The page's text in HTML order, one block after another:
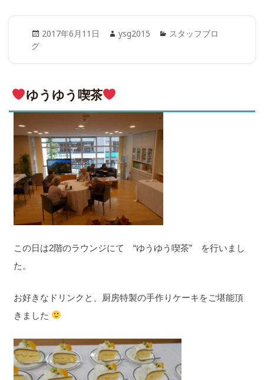
Posted
2017年6月11日 Author
ysg2015 Categories
スタッフブロ
グ
ゆうゆう喫茶
この日は2階のラウンジにて “ゆうゆう喫茶” を行いまし
た。
お好きなドリンクと、厨房特製の手作りケーキをご堪能頂
きました